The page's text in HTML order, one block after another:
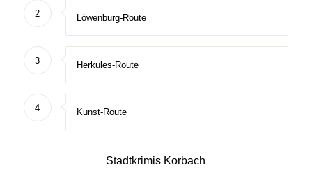
2 Löwenburg-Route
3 Herkules-Route
4 Kunst-Route
Stadtkrimis Korbach